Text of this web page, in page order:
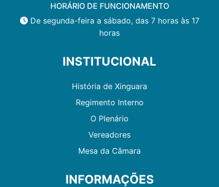
HORÁRIO DE FUNCIONAMENTO
De segunda-feira a sábado, das 7 horas às 17
horas
INSTITUCIONAL
História de Xinguara
Regimento Interno
O Plenário
Vereadores
Mesa da Câmara
INFORMAÇÕES